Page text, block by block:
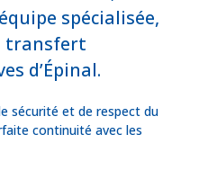
spécialisée,
transfert
d’Épinal.
sécurité et de respect du
continuité avec les